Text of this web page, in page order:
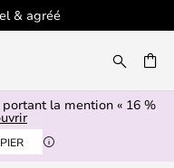
& agréé
la mention « 16 %